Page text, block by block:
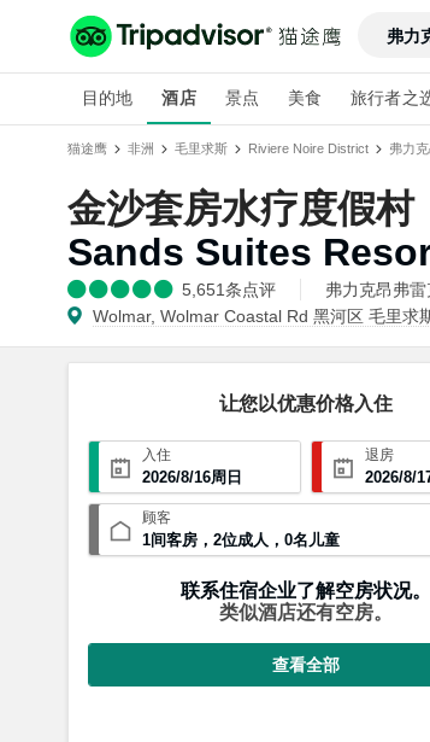
弗力
目的地 酒店 景点 美食 旅行者之
猫途鹰 非洲 毛里求斯 Riviere Noire District 弗力
金沙套房水疗度假村
Sands Suites
5,651条点评 弗力克昂弗
Wolmar, Wolmar Coastal Rd 黑河区 毛里求
让您以优惠价格入住
入住
2026/8/16周日
退房
2026/8/
顾客
1间客房 ， 2位成人 ， 0名儿童
联系住宿企业了解空房状况。
类似酒店还有空房。
查看全部